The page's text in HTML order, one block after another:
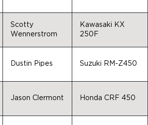
Scotty
Wennerstrom
Kawasaki KX
250F
Dustin Pipes Suzuki RM-Z450
Jason Clermont Honda CRF 450